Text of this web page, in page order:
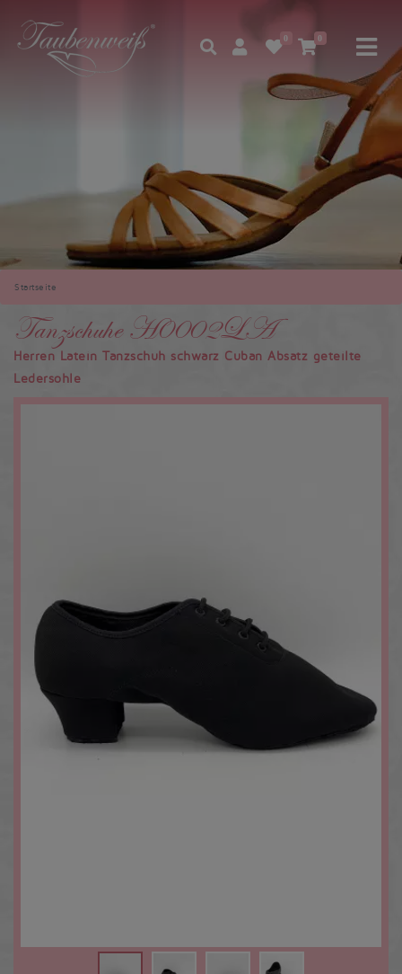
0 0
Startseite
Tanzschuhe H0002LA
Herren Latein Tanzschuh schwarz Cuban Absatz geteilte
Ledersohle